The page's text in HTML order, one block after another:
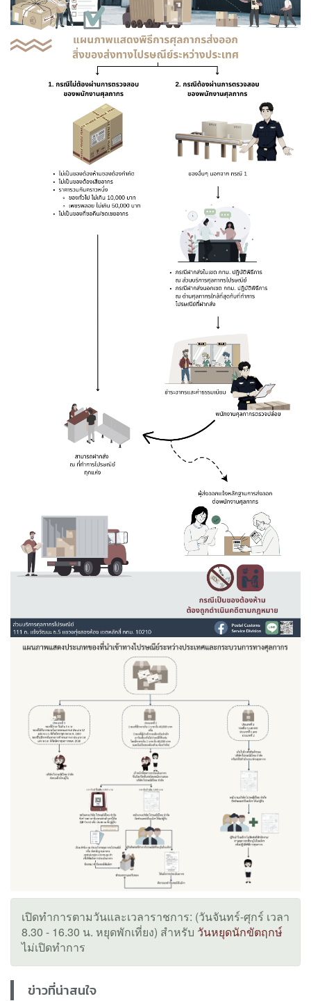
เปิดทำการตามวันและเวลาราชการ: (วันจันทร์-ศุกร์ เวลา
8.30 - 16.30 น. หยุดพักเที่ยง) สำหรับ วันหยุดนักขัตฤกษ์
ไม่เปิดทำการ
ข่าวที่น่าสนใจ